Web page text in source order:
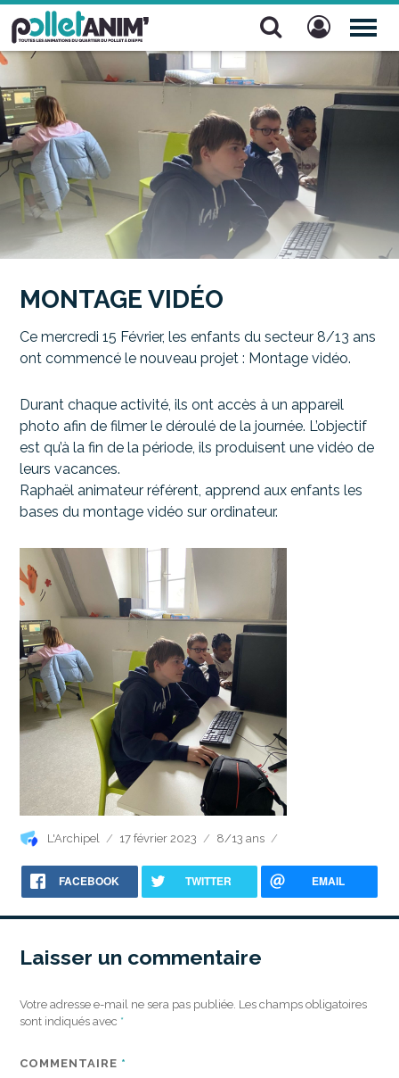
Pollet Anim'
MONTAGE VIDÉO
Ce mercredi 15 Février, les enfants du secteur 8/13 ans
ont commencé le nouveau projet : Montage vidéo.
Durant chaque activité, ils ont accès à un appareil
photo afin de filmer le déroulé de la journée. L’objectif
est qu’à la fin de la période, ils produisent une vidéo de
leurs vacances.
Raphaël animateur référent, apprend aux enfants les
bases du montage vidéo sur ordinateur.
Auteur
L'Archipel
Publié
17 février 2023 Catégories
8/13 ans
FACEBOOK TWITTER EMAIL
Laisser un commentaire
Votre adresse e-mail ne sera pas publiée. Les champs obligatoires
sont indiqués avec *
COMMENTAIRE *